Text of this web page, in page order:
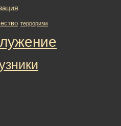
терроризм